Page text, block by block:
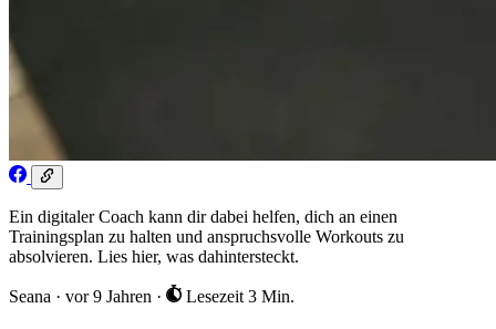
Ein digitaler Coach kann dir dabei helfen, dich an einen
Trainingsplan zu halten und anspruchsvolle Workouts zu
absolvieren. Lies hier, was dahintersteckt.
Seana · vor 9 Jahren · Lesezeit 3 Min.